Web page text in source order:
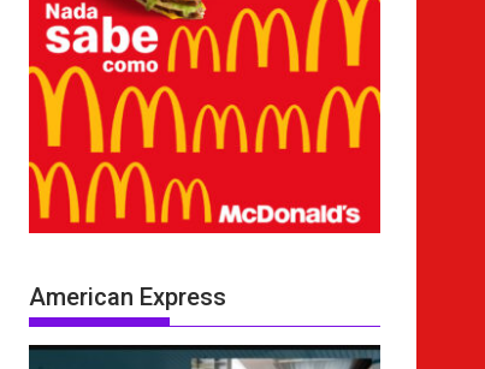
American Express